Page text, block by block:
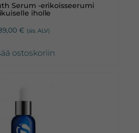
Serum -erikoisseerumi
iholle
€ (sis. ALV)
ostoskoriin